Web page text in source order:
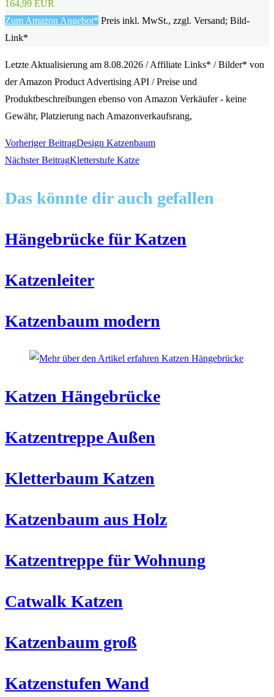
164,99 EUR
Zum Amazon Angebot* Preis inkl. MwSt., zzgl. Versand; Bild-
Link*
Letzte Aktualisierung am 8.08.2026 / Affiliate Links* / Bilder* von
der Amazon Product Advertising API / Preise und
Produktbeschreibungen ebenso von Amazon Verkäufer - keine
Gewähr, Platzierung nach Amazonverkaufsrang,
Weitere
ansehen
Vorheriger BeitragDesign Katzenbaum
Nächster BeitragKletterstufe Katze
Das könnte dir auch gefallen
Hängebrücke für Katzen
Katzenleiter
Katzenbaum modern
Katzen Hängebrücke
Katzentreppe Außen
Kletterbaum Katzen
Katzenbaum aus Holz
Katzentreppe für Wohnung
Catwalk Katzen
Katzenbaum groß
Katzenstufen Wand